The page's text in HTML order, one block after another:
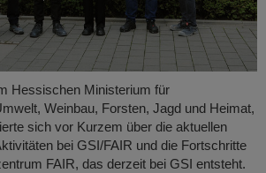
Hessischen Ministerium für
Weinbau, Forsten, Jagd und Heimat,
sich vor Kurzem über die aktuellen
bei GSI/FAIR und die Fortschritte
FAIR, das derzeit bei GSI entsteht.